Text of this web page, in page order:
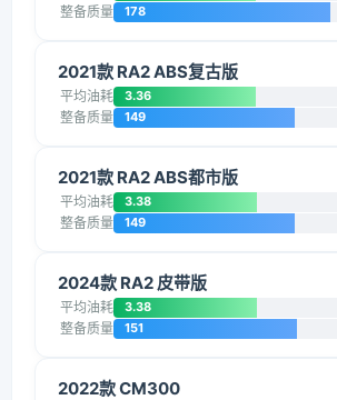
整备质量 178
2021款 RA2 ABS复古版
平均油耗 3.36
整备质量 149
2021款 RA2 ABS都市版
平均油耗 3.38
整备质量 149
2024款 RA2 皮带版
平均油耗 3.38
整备质量 151
2022款 CM300